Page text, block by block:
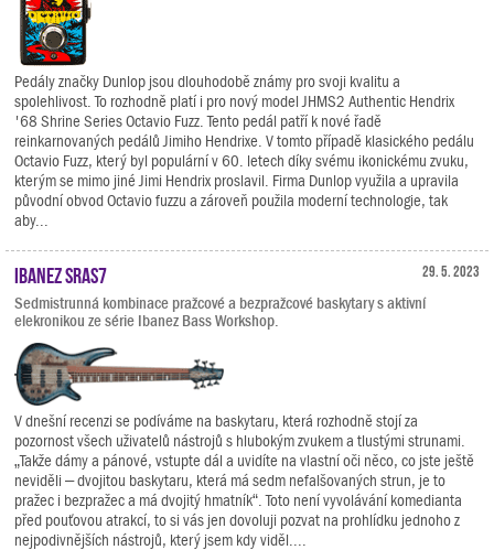
Pedály značky Dunlop jsou dlouhodobě známy pro svoji kvalitu a
spolehlivost. To rozhodně platí i pro nový model JHMS2 Authentic Hendrix
'68 Shrine Series Octavio Fuzz. Tento pedál patří k nové řadě
reinkarnovaných pedálů Jimiho Hendrixe. V tomto případě klasického pedálu
Octavio Fuzz, který byl populární v 60. letech díky svému ikonickému zvuku,
kterým se mimo jiné Jimi Hendrix proslavil. Firma Dunlop využila a upravila
původní obvod Octavio fuzzu a zároveň použila moderní technologie, tak
aby...
29. 5. 2023
Ibanez SRAS7
Sedmistrunná kombinace pražcové a bezpražcové baskytary s aktivní
elekronikou ze série Ibanez Bass Workshop.
V dnešní recenzi se podíváme na baskytaru, která rozhodně stojí za
pozornost všech uživatelů nástrojů s hlubokým zvukem a tlustými strunami.
„Takže dámy a pánové, vstupte dál a uvidíte na vlastní oči něco, co jste ještě
neviděli – dvojitou baskytaru, která má sedm nefalšovaných strun, je to
pražec i bezpražec a má dvojitý hmatník“. Toto není vyvolávání komedianta
před pouťovou atrakcí, to si vás jen dovoluji pozvat na prohlídku jednoho z
nejpodivnějších nástrojů, který jsem kdy viděl....